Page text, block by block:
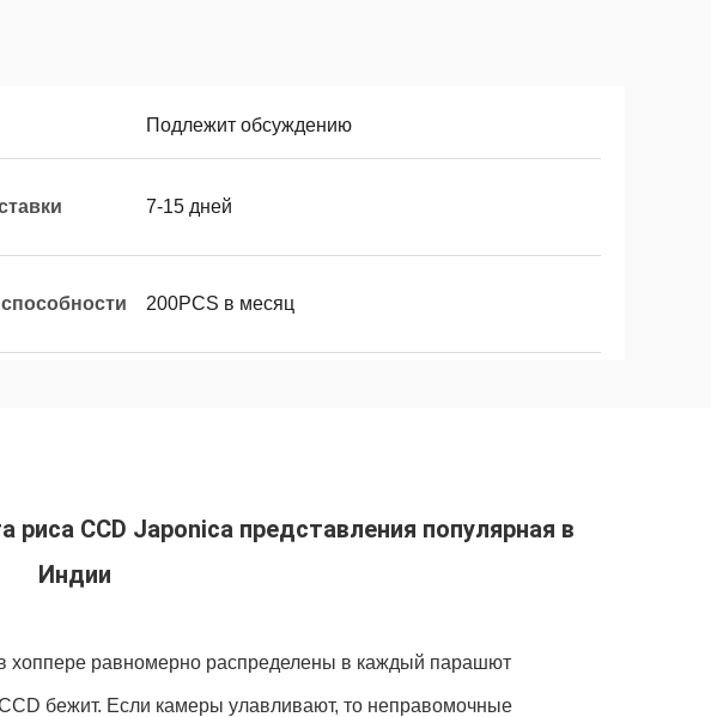
Подлежит обсуждению
7-15 дней
200PCS в месяц
CCD Japonica представления популярная в
Индии
хоппере равномерно распределены в каждый парашют
бежит. Если камеры улавливают, то неправомочные